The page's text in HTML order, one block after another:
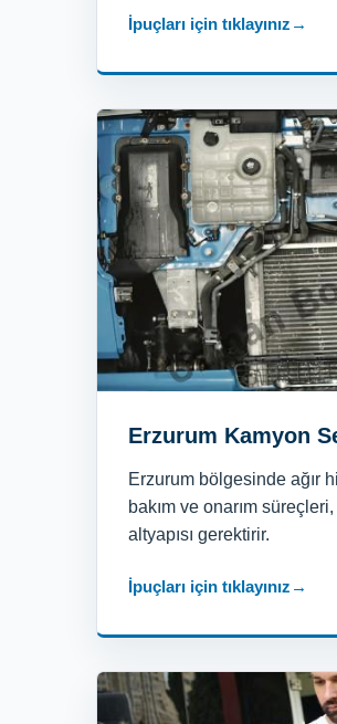
İpuçları için tıklayınız →
Erzurum Kamyon
Erzurum bölgesinde ağır
bakım ve onarım
altyapısı gerektirir.
İpuçları için tıklayınız →